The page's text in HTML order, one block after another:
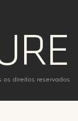
os direitos reservados